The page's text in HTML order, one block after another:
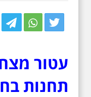
Twitter
עטור
תחנות